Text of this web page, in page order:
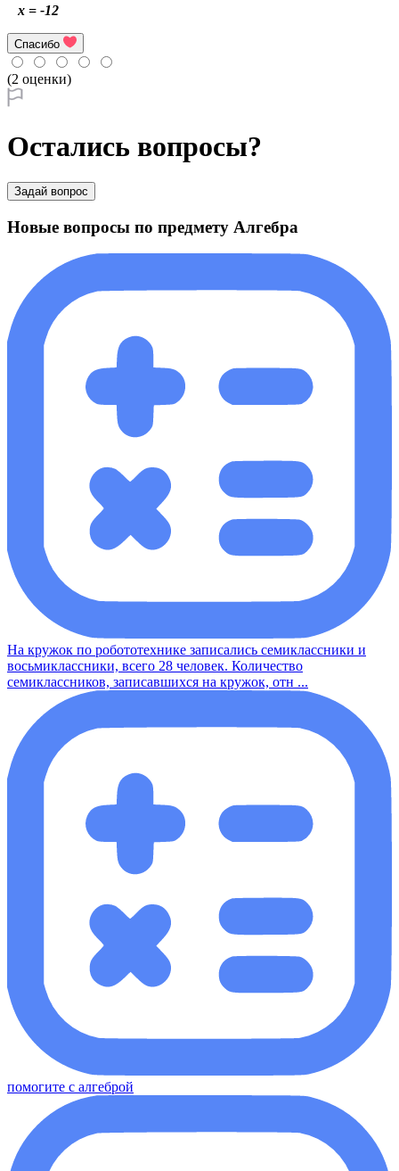
x = -12
Спасибо
(2 оценки)
Остались вопросы?
Задай вопрос
Новые вопросы по предмету Алгебра
На кружок по робототехнике записались семиклассники и
восьмиклассники, всего 28 человек. Количество
семиклассников, записавшихся на кружок, отн ...
помогите с алгеброй